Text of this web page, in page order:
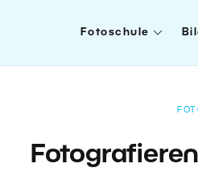
Fotoschule